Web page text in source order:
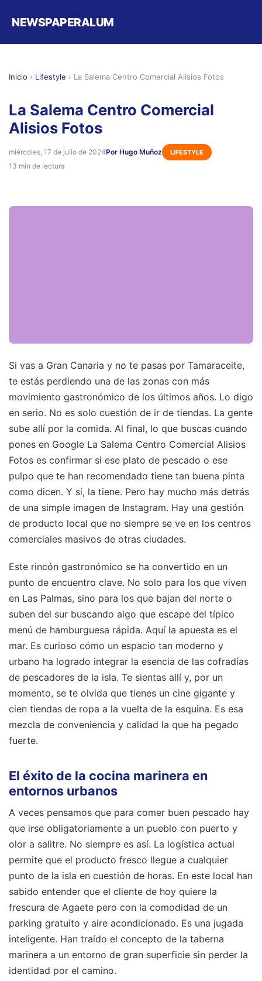
NEWSPAPERALUM
Inicio › Lifestyle › La Salema Centro Comercial Alisios Fotos
La Salema Centro Comercial
Alisios Fotos
miércoles, 17 de julio de 2024Por Hugo Muñoz LIFESTYLE
13 min de lectura
Si vas a Gran Canaria y no te pasas por Tamaraceite,
te estás perdiendo una de las zonas con más
movimiento gastronómico de los últimos años. Lo digo
en serio. No es solo cuestión de ir de tiendas. La gente
sube allí por la comida. Al final, lo que buscas cuando
pones en Google La Salema Centro Comercial Alisios
Fotos es confirmar si ese plato de pescado o ese
pulpo que te han recomendado tiene tan buena pinta
como dicen. Y sí, la tiene. Pero hay mucho más detrás
de una simple imagen de Instagram. Hay una gestión
de producto local que no siempre se ve en los centros
comerciales masivos de otras ciudades.
Este rincón gastronómico se ha convertido en un
punto de encuentro clave. No solo para los que viven
en Las Palmas, sino para los que bajan del norte o
suben del sur buscando algo que escape del típico
menú de hamburguesa rápida. Aquí la apuesta es el
mar. Es curioso cómo un espacio tan moderno y
urbano ha logrado integrar la esencia de las cofradías
de pescadores de la isla. Te sientas allí y, por un
momento, se te olvida que tienes un cine gigante y
cien tiendas de ropa a la vuelta de la esquina. Es esa
mezcla de conveniencia y calidad la que ha pegado
fuerte.
El éxito de la cocina marinera en
entornos urbanos
A veces pensamos que para comer buen pescado hay
que irse obligatoriamente a un pueblo con puerto y
olor a salitre. No siempre es así. La logística actual
permite que el producto fresco llegue a cualquier
punto de la isla en cuestión de horas. En este local han
sabido entender que el cliente de hoy quiere la
frescura de Agaete pero con la comodidad de un
parking gratuito y aire acondicionado. Es una jugada
inteligente. Han traído el concepto de la taberna
marinera a un entorno de gran superficie sin perder la
identidad por el camino.